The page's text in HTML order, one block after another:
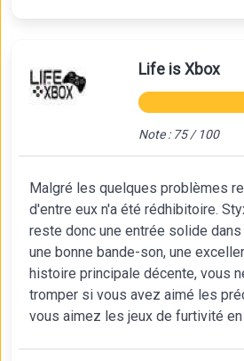
Life is Xbox
Note : 75 / 100
Malgré les quelques problèmes
d'entre eux n'a été rédhibitoire.
reste donc une entrée solide
une bonne bande-son, une
histoire principale décente, vous
tromper si vous avez aimé les
vous aimez les jeux de furtivité en